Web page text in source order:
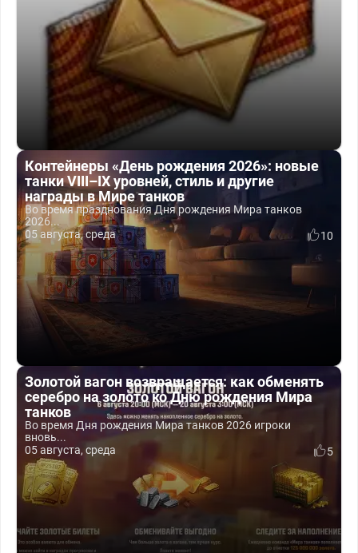
Контейнеры «День рождения 2026»: новые
танки VIII–IX уровней, стиль и другие
награды в Мире танков
Во время празднования Дня рождения Мира танков
2026...
05 августа, среда
10
Золотой вагон возвращается: как обменять
серебро на золото ко Дню рождения Мира
танков
Во время Дня рождения Мира танков 2026 игроки
вновь...
05 августа, среда
5